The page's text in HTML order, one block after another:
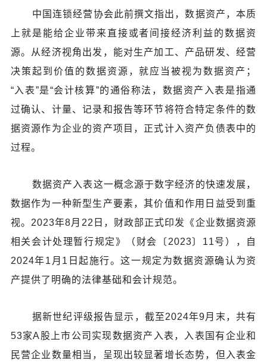
中国连锁经营协会此前撰文指出，数据资产，本质
上就是能给企业带来直接或者间接经济利益的数据资
源。从经济视角出发，能对生产加工、产品研发、经营
决策起到价值的数据资源，就应当被视为数据资产；
“入表”是“会计核算”的通俗称法，数据资产入表是指通
过确认、计量、记录和报告等环节将符合特定条件的数
据资源作为企业的资产项目，正式计入资产负债表中的
过程。
数据资产入表这一概念源于数字经济的快速发展，
数据作为一种新型生产要素，其价值和作用日益受到重
视。2023年8月22日，财政部正式印发《企业数据资源
相关会计处理暂行规定》（财会〔2023〕11号），自
2024年1月1日起施行。这一规定为数据资源确认为资
产提供了明确的法律基础和会计规范。
据新世纪评级报告显示，截至2024年9月末，共有
53家A股上市公司实现数据资产入表，入表国有企业和
民营企业数量相当，呈现出较显著增长态势，但入表金